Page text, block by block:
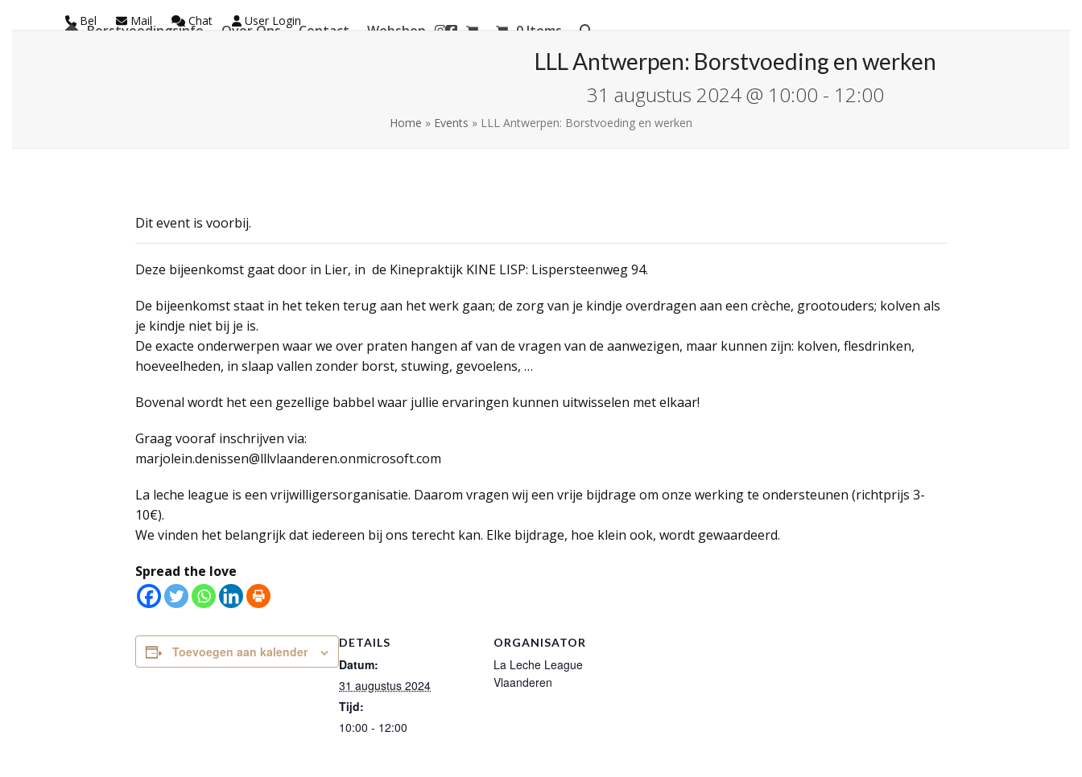
Bel Mail Chat User Login
Borstvoedingsinfo Over Ons Contact Webshop 0 Items
LLL Antwerpen: Borstvoeding en werken
31 augustus 2024 @ 10:00 - 12:00
Home » Events » LLL Antwerpen: Borstvoeding en werken
Dit event is voorbij.
Deze bijeenkomst gaat door in Lier, in de Kinepraktijk KINE LISP: Lispersteenweg 94.
De bijeenkomst staat in het teken terug aan het werk gaan; de zorg van je kindje overdragen aan een crèche, grootouders; kolven als
je kindje niet bij je is.
De exacte onderwerpen waar we over praten hangen af van de vragen van de aanwezigen, maar kunnen zijn: kolven, flesdrinken,
hoeveelheden, in slaap vallen zonder borst, stuwing, gevoelens, …
Bovenal wordt het een gezellige babbel waar jullie ervaringen kunnen uitwisselen met elkaar!
Graag vooraf inschrijven via:
marjolein.denissen@lllvlaanderen.onmicrosoft.com
La leche league is een vrijwilligersorganisatie. Daarom vragen wij een vrije bijdrage om onze werking te ondersteunen (richtprijs 3-
10€).
We vinden het belangrijk dat iedereen bij ons terecht kan. Elke bijdrage, hoe klein ook, wordt gewaardeerd.
Spread the love
Toevoegen aan kalender
DETAILS
Datum:
31 augustus 2024
Tijd:
10:00 - 12:00
ORGANISATOR
La Leche League
Vlaanderen